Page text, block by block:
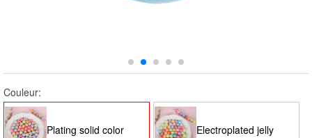
Couleur:
Plating solid color Electroplated jelly